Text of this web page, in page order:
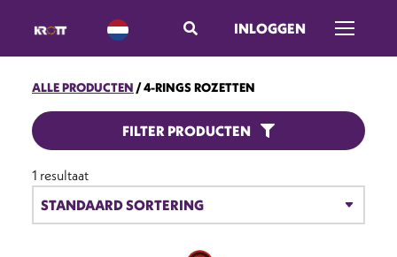
INLOGGEN
Menu
ALLE PRODUCTEN 4-RINGS ROZETTEN
4-RINGS ROZETTEN
FILTER PRODUCTEN
1 resultaat